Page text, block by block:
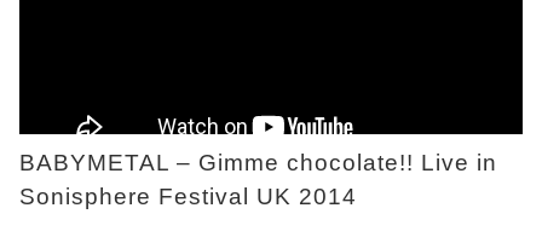
BABYMETAL – Gimme chocolate!! Live in
Sonisphere Festival UK 2014